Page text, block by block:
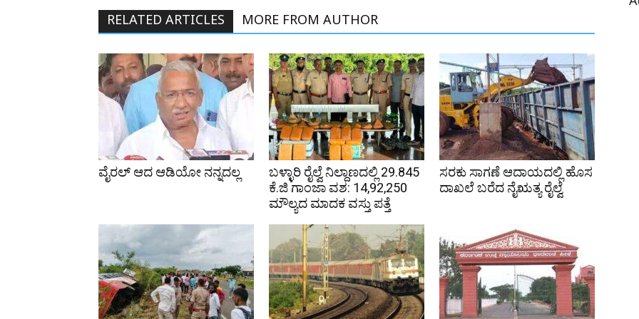
RELATED ARTICLES MORE FROM AUTHOR
ವೈರಲ್ ಆದ ಆಡಿಯೋ ನನ್ನದಲ್ಲ
ಬಳ್ಳಾರಿ ರೈಲ್ವೆ ನಿಲ್ದಾಣದಲ್ಲಿ 29.845
ಕೆ.ಜಿ ಗಾಂಜಾ ವಶ: ₹14,92,250
ಮೌಲ್ಯದ ಮಾದಕ ವಸ್ತು ಪತ್ತೆ
ಸರಕು ಸಾಗಣೆ ಆದಾಯದಲ್ಲಿ ಹೊಸ
ದಾಖಲೆ ಬರೆದ ನೈಋತ್ಯ ರೈಲ್ವೆ